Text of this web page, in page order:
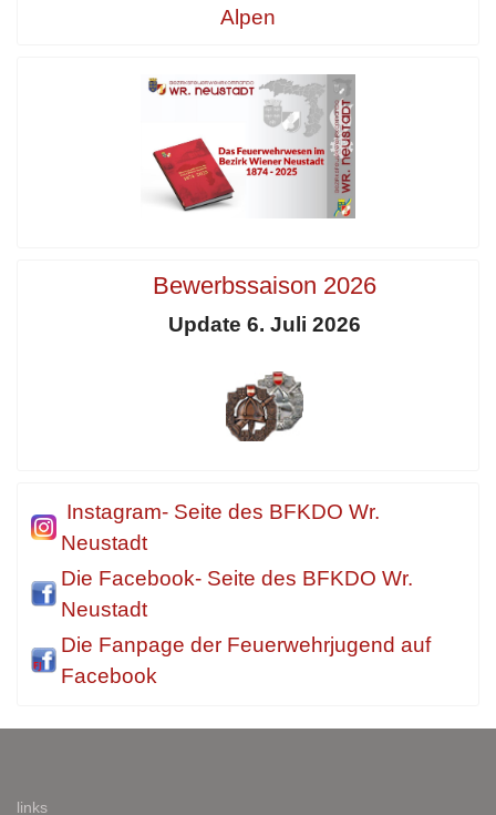
Alpen
Bewerbssaison 2026
Update 6. Juli 2026
Instagram- Seite des BFKDO Wr.
Neustadt
Die Facebook- Seite des BFKDO Wr.
Neustadt
Die Fanpage der Feuerwehrjugend auf
Facebook
links